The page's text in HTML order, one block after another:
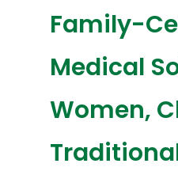
Family-
Medical
Women,